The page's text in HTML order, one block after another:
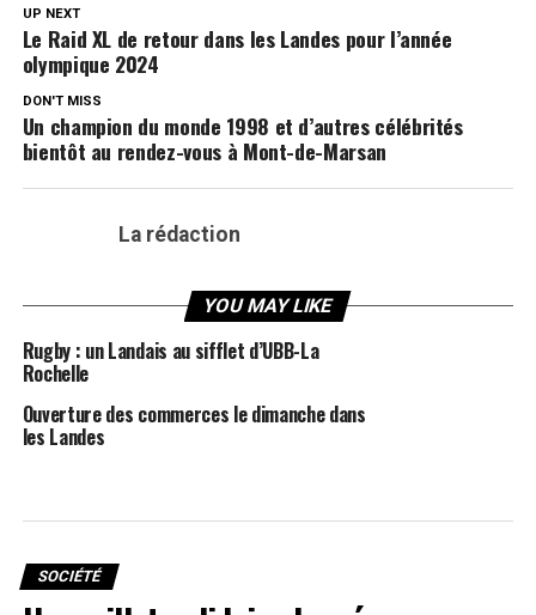
UP NEXT
Le Raid XL de retour dans les Landes pour l’année
olympique 2024
DON'T MISS
Un champion du monde 1998 et d’autres célébrités
bientôt au rendez-vous à Mont-de-Marsan
La rédaction
YOU MAY LIKE
Rugby : un Landais au sifflet d’UBB-La
Rochelle
Ouverture des commerces le dimanche dans
les Landes
SOCIÉTÉ